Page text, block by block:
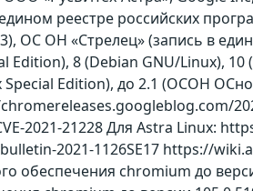
реестре российских
ОС ОН «Стрелец» (запись в
Edition), 8 (Debian GNU/Linux),
Special Edition), до 2.1 (ОСОН
2021-21228 Для Astra Linux:
2021-1126SE17 https://
chromium до